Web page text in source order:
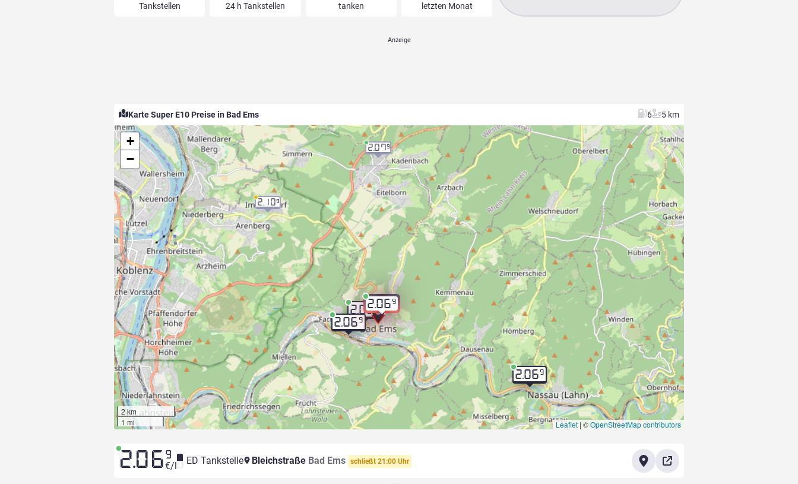
Tankstellen 24 h Tankstellen
tanken
letzten Monat
Karte Super E10 Preise in Bad Ems 6 5 km
2.069
2.069
2.069
2.069
2.109
2.079
+
−
2 km
1 mi
Leaflet | ©OpenStreetMap contributors
2.06 9
€/l ED Tankstelle Bleichstraße Bad Ems schließt 21:00 Uhr